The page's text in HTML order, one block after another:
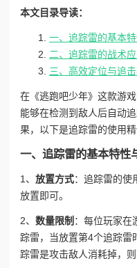
本文目录导读：
一、追踪雷的基本
二、追踪雷的战术应
三、高效定位与追
在《逃跑吧少年》这款游
能够在检测到敌人后自动
果，以下是追踪雷的使用精
一、追踪雷的基本特性
1、 放置方式：追踪雷的使
放置即可。
2、 数量限制 ：每位玩家在
踪雷，当放置第4个追踪雷
踪雷是攻击敌人消耗掉，则